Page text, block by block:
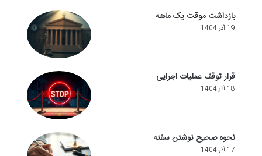
بازداشت موقت یک ماهه
19 آذر 1404
قرار توقف عملیات اجرایی
18 آذر 1404
نحوه صحیح نوشتن سفته
17 آذر 1404